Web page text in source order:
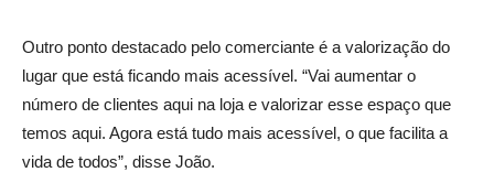
Outro ponto destacado pelo comerciante é a valorização do
lugar que está ficando mais acessível. “Vai aumentar o
número de clientes aqui na loja e valorizar esse espaço que
temos aqui. Agora está tudo mais acessível, o que facilita a
vida de todos”, disse João.